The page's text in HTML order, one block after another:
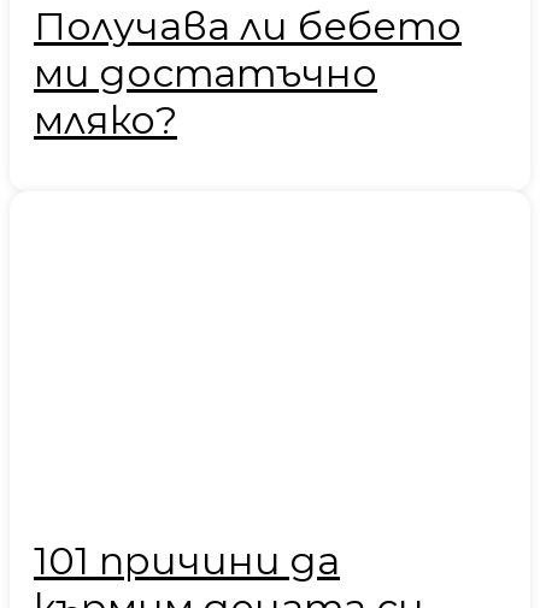
Получава ли бебето
ми достатъчно
мляко?
101 причини да